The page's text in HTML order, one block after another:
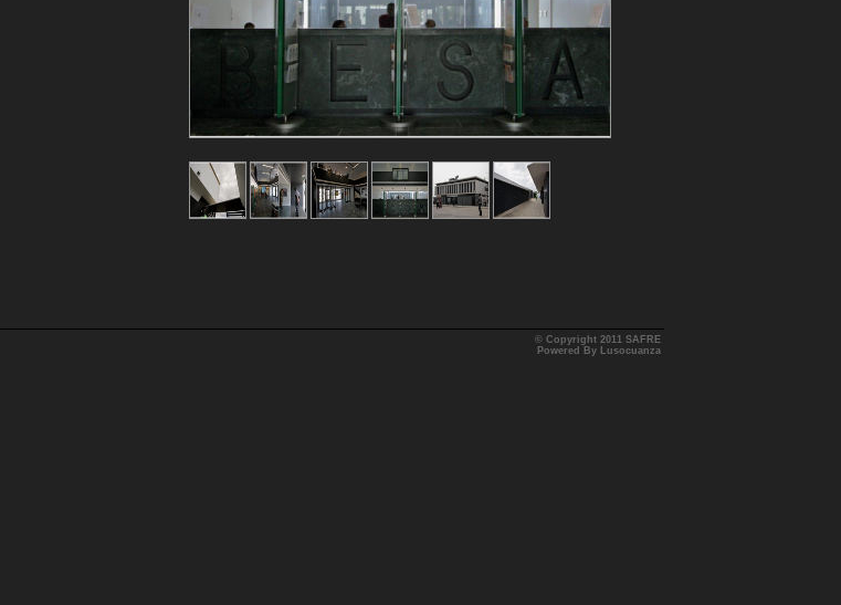
© Copyright 2011 SAFRE
Powered By Lusocuanza